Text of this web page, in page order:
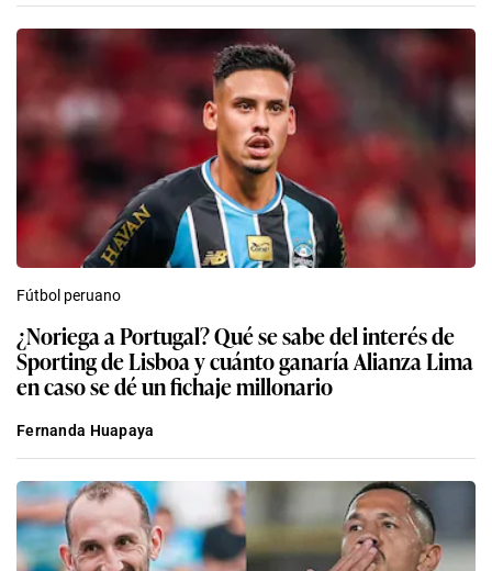
Fútbol peruano
¿Noriega a Portugal? Qué se sabe del interés de
Sporting de Lisboa y cuánto ganaría Alianza Lima
en caso se dé un fichaje millonario
Fernanda Huapaya